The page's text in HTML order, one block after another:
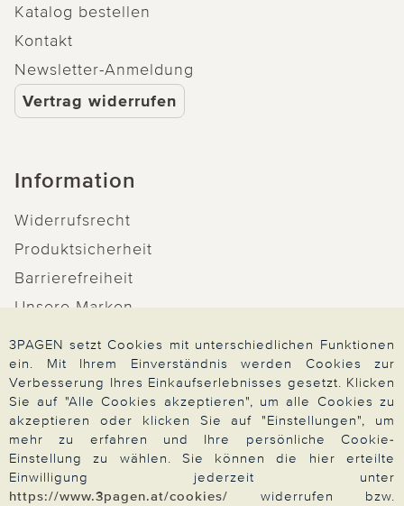
Katalog bestellen
Kontakt
Newsletter-Anmeldung
Vertrag widerrufen
Information
Widerrufsrecht
Produktsicherheit
Barrierefreiheit
Unsere Marken
Qualitätsversprechen
Zahlung & Versand
3PAGEN setzt Cookies mit unterschiedlichen Funktionen
ein. Mit Ihrem Einverständnis werden Cookies zur
Verbesserung Ihres Einkaufserlebnisses gesetzt. Klicken
Sie auf "Alle Cookies akzeptieren", um alle Cookies zu
akzeptieren oder klicken Sie auf "Einstellungen", um
mehr zu erfahren und Ihre persönliche Cookie-
Einstellung zu wählen. Sie können die hier erteilte
Einwilligung jederzeit unter
https://www.3pagen.at/cookies/ widerrufen bzw.